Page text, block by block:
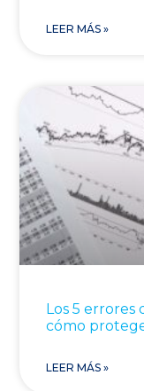
LEER MÁS »
Los 5 errores
cómo
LEER MÁS »